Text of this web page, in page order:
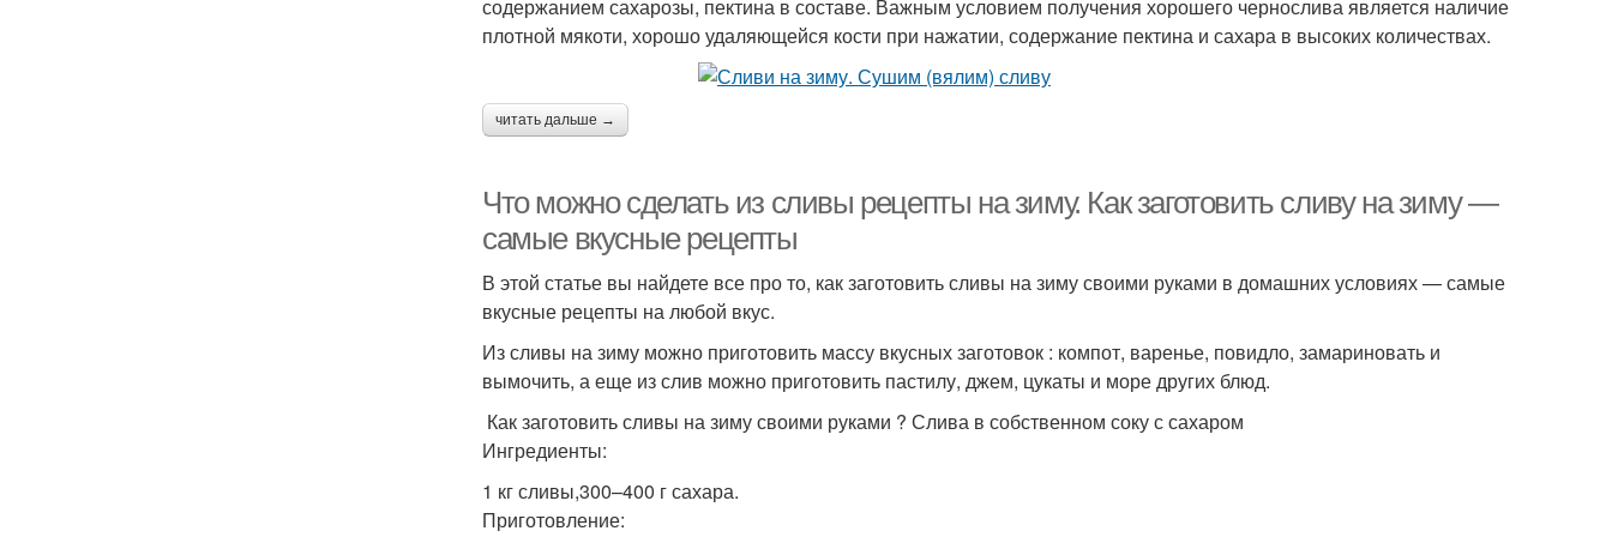
содержанием сахарозы, пектина в составе. Важным условием получения хорошего чернослива является наличие
плотной мякоти, хорошо удаляющейся кости при нажатии, содержание пектина и сахара в высоких количествах.
читать дальше →
Что можно сделать из сливы рецепты на зиму. Как заготовить сливу на зиму —
самые вкусные рецепты
В этой статье вы найдете все про то, как заготовить сливы на зиму своими руками в домашних условиях — самые
вкусные рецепты на любой вкус.
Из сливы на зиму можно приготовить массу вкусных заготовок : компот, варенье, повидло, замариновать и
вымочить, а еще из слив можно приготовить пастилу, джем, цукаты и море других блюд.
Как заготовить сливы на зиму своими руками ? Слива в собственном соку с сахаром
Ингредиенты:
1 кг сливы,300–400 г сахара.
Приготовление: